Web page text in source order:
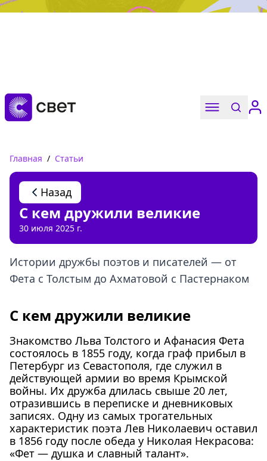
Дружба, любовь, взросление
Читать
Главная / Статьи
Назад
С кем дружили великие
30 июля 2025 г.
Истории дружбы поэтов и писателей — от
Фета с Толстым до Ахматовой с Пастернаком
С кем дружили великие
Знакомство Льва Толстого и Афанасия Фета
состоялось в 1855 году, когда граф прибыл в
Петербург из Севастополя, где служил в
действующей армии во время Крымской
войны. Их дружба длилась свыше 20 лет,
отразившись в переписке и дневниковых
записях. Одну из самых трогательных
характеристик поэта Лев Николаевич оставил
в 1856 году после обеда у Николая Некрасова:
«Фет — душка и славный талант».